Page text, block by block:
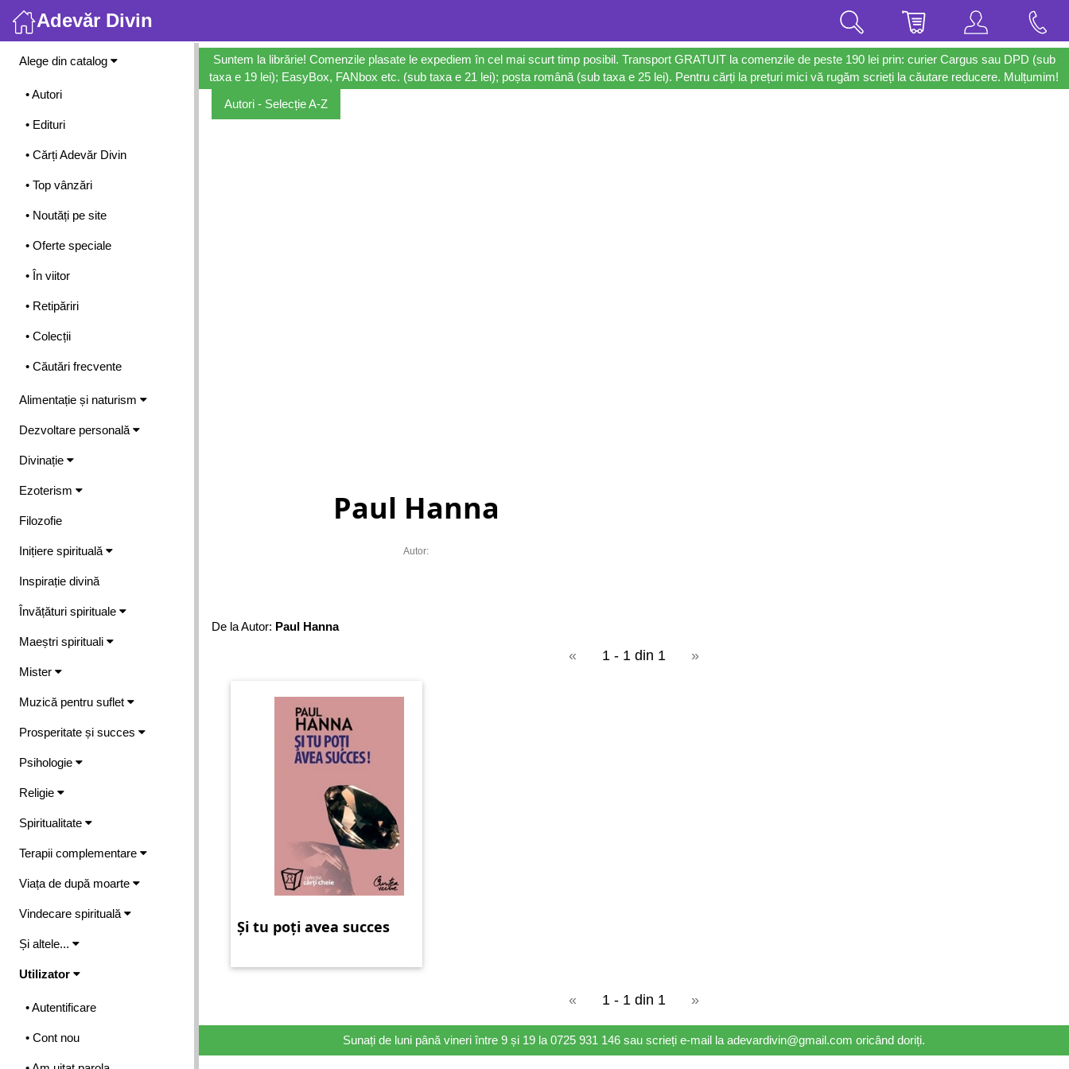
Adevăr Divin
Meniu
Alege din catalog
• Autori
• Edituri
• Cărți Adevăr Divin
• Top vânzări
• Noutăți pe site
• Oferte speciale
• În viitor
• Retipăriri
• Colecții
• Căutări frecvente
Alimentație și naturism
Dezvoltare personală
Divinație
Ezoterism
Filozofie
Inițiere spirituală
Inspirație divină
Învățături spirituale
Maeștri spirituali
Mister
Muzică pentru suflet
Prosperitate și succes
Psihologie
Religie
Spiritualitate
Terapii complementare
Viața de după moarte
Vindecare spirituală
Și altele...
Utilizator
• Autentificare
• Cont nou
Suntem la librărie! Comenzile plasate le expediem în cel mai scurt timp posibil. Transport GRATUIT la comenzile de peste 190 lei prin: curier Cargus sau DPD (sub
taxa e 19 lei); EasyBox, FANbox etc. (sub taxa e 21 lei); poșta română (sub taxa e 25 lei). Pentru cărți la prețuri mici vă rugăm scrieți la căutare reducere. Mulțumim!
Autori - Selecție A-Z
Paul Hanna
Autor:
De la Autor: Paul Hanna
« 1 - 1 din 1 »
Și tu poți avea succes
« 1 - 1 din 1 »
Sunați de luni până vineri între 9 și 19 la 0725 931 146 sau scrieți e-mail la adevardivin@gmail.com oricând doriți.